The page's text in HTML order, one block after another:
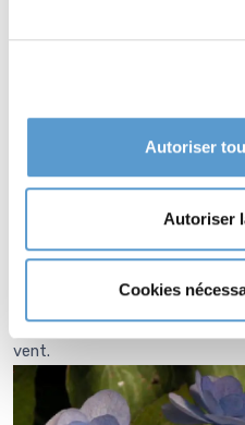
Autoriser
Autoriser
Cookies
Invariablement nous
Type de sol de
macrophylla
HYDRANGEA macrophylla
climat maritime.
HYDRANGEA macrophylla
vent.